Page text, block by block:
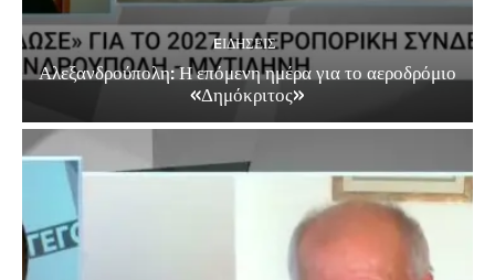
EΙΔΗΣΕΙΣ
Αλεξανδρούπολη: Η επόμενη ημέρα για το αεροδρόμιο
«Δημόκριτος»